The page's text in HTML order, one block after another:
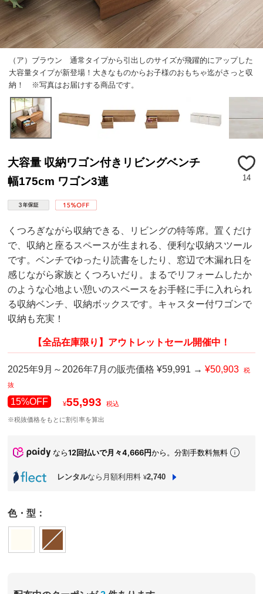
（ア）ブラウン 通常タイプから引出しのサイズが飛躍的にアップした
大容量タイプが新登場！大きなものからお子様のおもちゃ迄がさっと収
納！ ※写真はお届けする商品です。
大容量 収納ワゴン付きリビングベンチ
幅175cm ワゴン3連
14
くつろぎながら収納できる、リビングの特等席。置くだけ
で、収納と座るスペースが生まれる、便利な収納スツール
です。ベンチでゆったり読書をしたり、窓辺で木漏れ日を
感じながら家族とくつろいだり。まるでリフォームしたか
のような心地よい憩いのスペースをお手軽に手に入れられ
る収納ベンチ、収納ボックスです。キャスター付ワゴンで
収納も充実！
【全品在庫限り】アウトレットセール開催中！
2025年9月～2026年7月の販売価格 ¥59,991 →¥50,903 税
抜
15%OFF ¥55,993 税込
※税抜価格をもとに割引率を算出
なら12回払いで月々4,666円から。分割手数料無料
レンタルなら月額利用料 ¥2,740
色・型：